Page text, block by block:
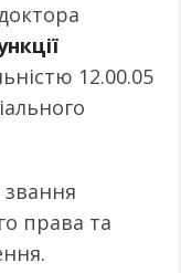
12.00.05
права та